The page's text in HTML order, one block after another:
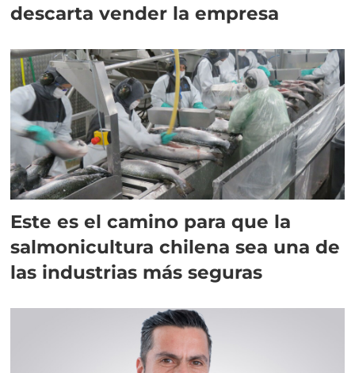
descarta vender la empresa
Este es el camino para que la
salmonicultura chilena sea una de
las industrias más seguras